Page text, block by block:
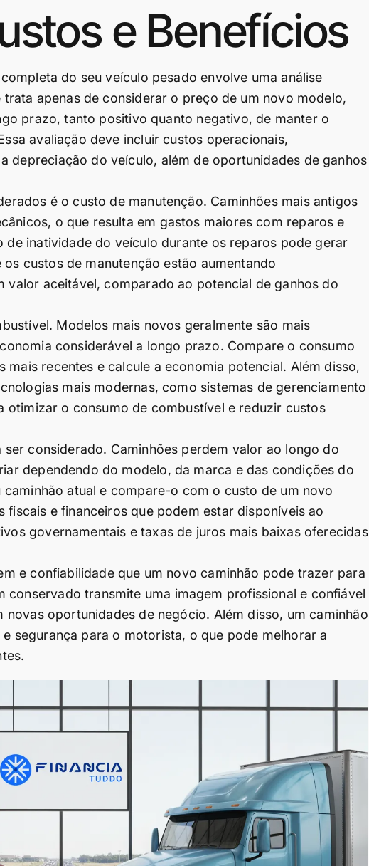
e Benefícios
do seu veículo pesado envolve uma análise
apenas de considerar o preço de um novo modelo,
prazo, tanto positivo quanto negativo, de manter o
avaliação deve incluir custos operacionais,
depreciação do veículo, além de oportunidades de ganhos
é o custo de manutenção. Caminhões mais antigos
o que resulta em gastos maiores com reparos e
inatividade do veículo durante os reparos pode gerar
custos de manutenção estão aumentando
valor aceitável, comparado ao potencial de ganhos do
Modelos mais novos geralmente são mais
considerável a longo prazo. Compare o consumo
recentes e calcule a economia potencial. Além disso,
mais modernas, como sistemas de gerenciamento
otimizar o consumo de combustível e reduzir custos
considerado. Caminhões perdem valor ao longo do
dependendo do modelo, da marca e das condições do
atual e compare-o com o custo de um novo
e financeiros que podem estar disponíveis ao
governamentais e taxas de juros mais baixas oferecidas
e confiabilidade que um novo caminhão pode trazer para
conservado transmite uma imagem profissional e confiável
oportunidades de negócio. Além disso, um caminhão
segurança para o motorista, o que pode melhorar a